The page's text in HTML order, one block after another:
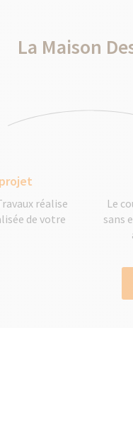
La Maison
réalise
de votre
Le
sans